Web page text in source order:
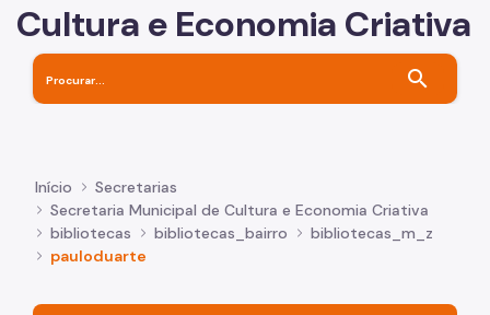
Cultura e Economia Criativa
search
Início
Secretarias
Secretaria Municipal de Cultura e Economia Criativa
bibliotecas
bibliotecas_bairro
bibliotecas_m_z
pauloduarte